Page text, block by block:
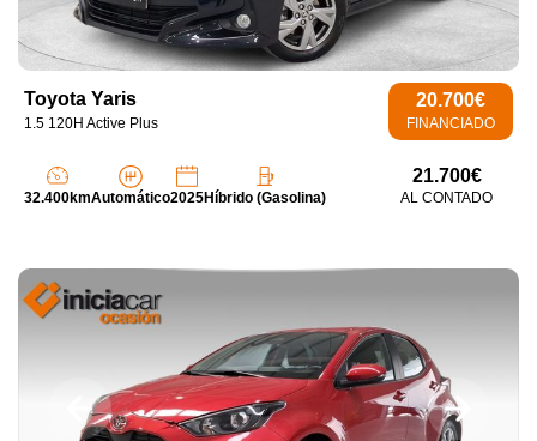
Toyota Yaris
1.5 120H Active Plus
20.700€
FINANCIADO
32.400kmAutomático2025Híbrido (Gasolina)
21.700€
AL CONTADO